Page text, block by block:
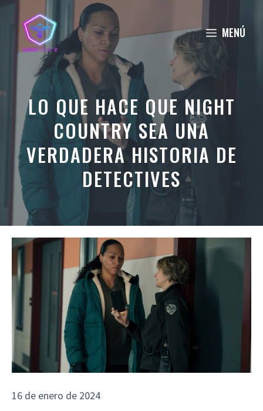
contenido
MENÚ
LO QUE HACE QUE NIGHT
COUNTRY SEA UNA
VERDADERA HISTORIA DE
DETECTIVES
16 de enero de 2024